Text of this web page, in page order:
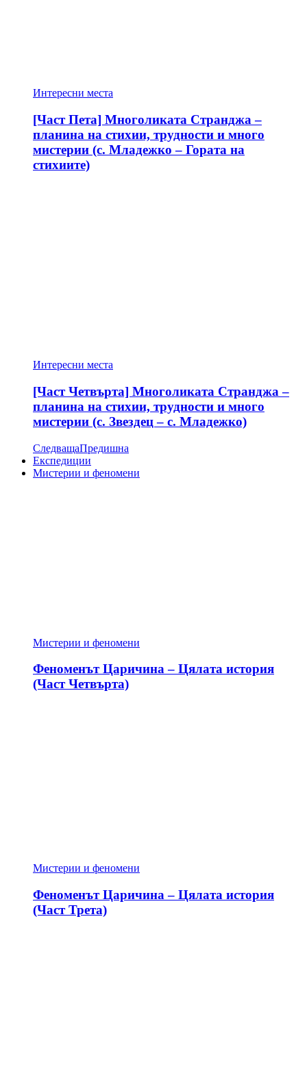
Интересни места
[Част Пета] Многоликата Странджа –
планина на стихии, трудности и много
мистерии (с. Младежко – Гората на
стихиите)
Интересни места
[Част Четвърта] Многоликата Странджа –
планина на стихии, трудности и много
мистерии (с. Звездец – с. Младежко)
СледващаПредишна
Експедиции
Мистерии и феномени
Мистерии и феномени
Феноменът Царичина – Цялата история
(Част Четвърта)
Мистерии и феномени
Феноменът Царичина – Цялата история
(Част Трета)